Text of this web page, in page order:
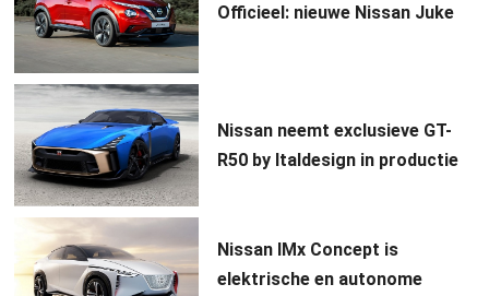
Officieel: nieuwe Nissan Juke
Nissan neemt exclusieve GT-
R50 by Italdesign in productie
Nissan IMx Concept is
elektrische en autonome